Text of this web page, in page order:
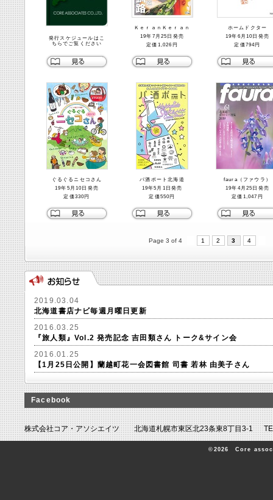
発行スケジュールはこ
ちらでご覧ください
ＫｅｒａｎＫｅｒａｎ
19年7月25日発売
定価1,026円
ホームドクター
19年6月10日発売
定価794円
ぐるぐるニセコさん
19年5月10日発売
定価330円
パ酒ポート北海道
19年5月1日発売
定価550円
faura（ファウラ）
19年4月25日発売
定価1,047円
Page 3 of 4 1 2 3 4
2019.03.04
北海道書店ナビ毎週月曜日更新
2016.03.25
『旅人類』Vol.2 発売記念 吉田類さん トーク&サイン会
2016.01.25
【1月25日公開】蘭越町花一会図書館 司書 若林 由美子さん
Facebook
株式会社コア・アソシエイツ 北海道札幌市東区北23条東8丁目3-1
©2026 Core